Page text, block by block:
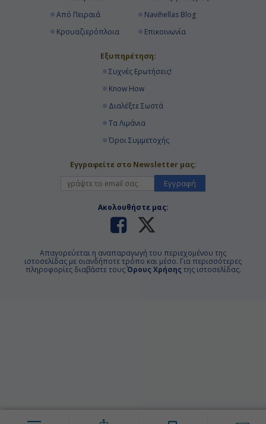
Από Πειραιά
Κρουαζιερόπλοια
Navihellas Blog
Επικοινωνία
Εξυπηρέτηση:
Συχνές Ερωτήσεις!
Know How
Διαλέξτε Σωστά
Τα Λιμάνια
Όροι Συμμετοχής
Εγγραφείτε στο Newsletter μας:
Εγγραφή
Ακολουθήστε μας:
Απαγορεύεται η αναπαραγωγή του περιεχομένου της
ιστοσελίδας με οιανδήποτε τρόπο και μέσο. Για περισσότερες
πληροφορίες διαβάστε τουςΌρους Χρήσηςτης ιστοσελίδας.